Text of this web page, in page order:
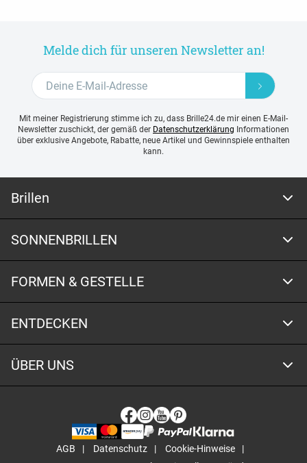
lesen!
Melde dich für unseren Newsletter an!
Mit meiner Registrierung stimme ich zu, dass Brille24.de mir einen E-Mail-
Newsletter zuschickt, der gemäß der Datenschutzerklärung Informationen
über exklusive Angebote, Rabatte, neue Artikel und Gewinnspiele enthalten
kann.
Brillen
SONNENBRILLEN
FORMEN & GESTELLE
ENTDECKEN
ÜBER UNS
AGB Datenschutz
Cookie-Hinweise